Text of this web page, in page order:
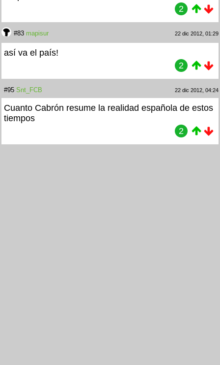
2
#83 mapisur 22 dic 2012, 01:29
así va el país!
2
#95 Snt_FCB 22 dic 2012, 04:24
Cuanto Cabrón resume la realidad española de estos
tiempos
2